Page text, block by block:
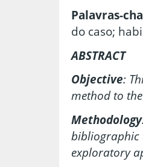
Palavras-
do caso;
ABSTRACT
Objective:
method to
Methodology
bibliographic
exploratory